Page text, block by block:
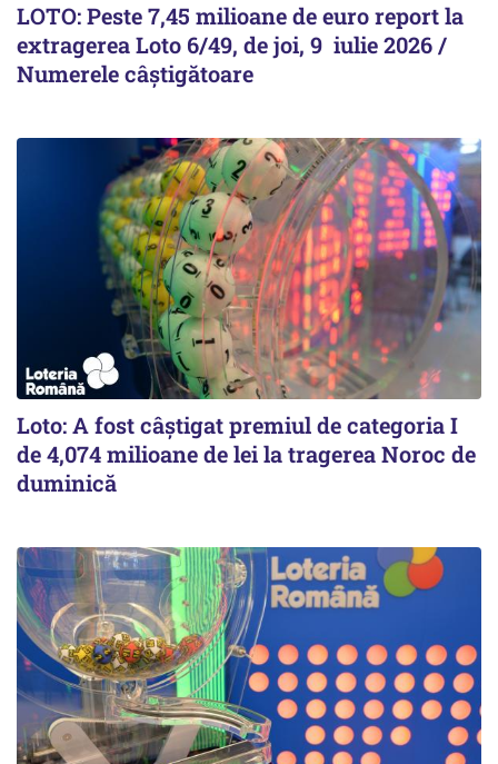
LOTO: Peste 7,45 milioane de euro report la
extragerea Loto 6/49, de joi, 9 iulie 2026 /
Numerele câștigătoare
Loto: A fost câștigat premiul de categoria I
de 4,074 milioane de lei la tragerea Noroc de
duminică